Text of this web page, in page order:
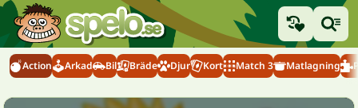
Action Arkad Bil Bräde Djur Kort Match 3 Matlagning